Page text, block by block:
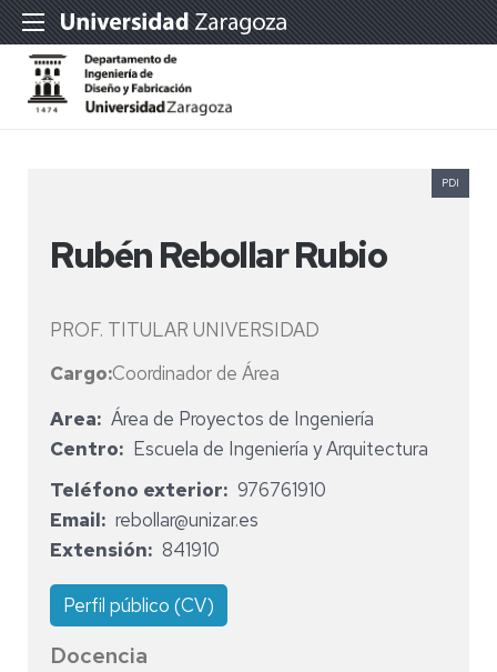
Rubén Rebollar Rubio
PROF. TITULAR UNIVERSIDAD
Cargo:Coordinador de Área
PDI
Area
Área de Proyectos de Ingeniería
Centro
Escuela de Ingeniería y Arquitectura
Teléfono exterior
976761910
Email
rebollar@unizar.es
Extensión
841910
Perfil público (CV)
Docencia